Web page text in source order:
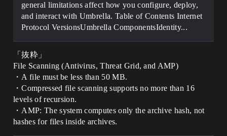
general limitations affect how you configure, deploy,
and interact with Umbrella. Table of Contents Internet
Protocol VersionsUmbrella ComponentsIdentity...
「抜粋」
File Scanning (Antivirus, Threat Grid, and AMP)
・A file must be less than 50 MB.
・Compressed file scanning supports no more than 16
levels of recursion.
・AMP: The system computes only the archive hash, not
hashes for files inside archives.